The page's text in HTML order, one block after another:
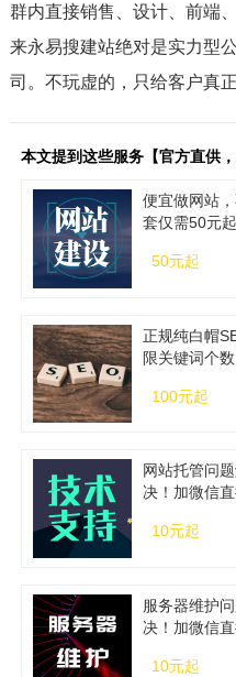
群内直接销售、设计、前端
来永易搜建站绝对是实力型
司。不玩虚的，只给客户真
本文提到这些服务【官方直供
便宜做网站
套仅需50元起
50元起
正规纯白帽
限关键词个
100元起
网站托管问
决！加微信直
10元起
服务器维护
决！加微信直
10元起